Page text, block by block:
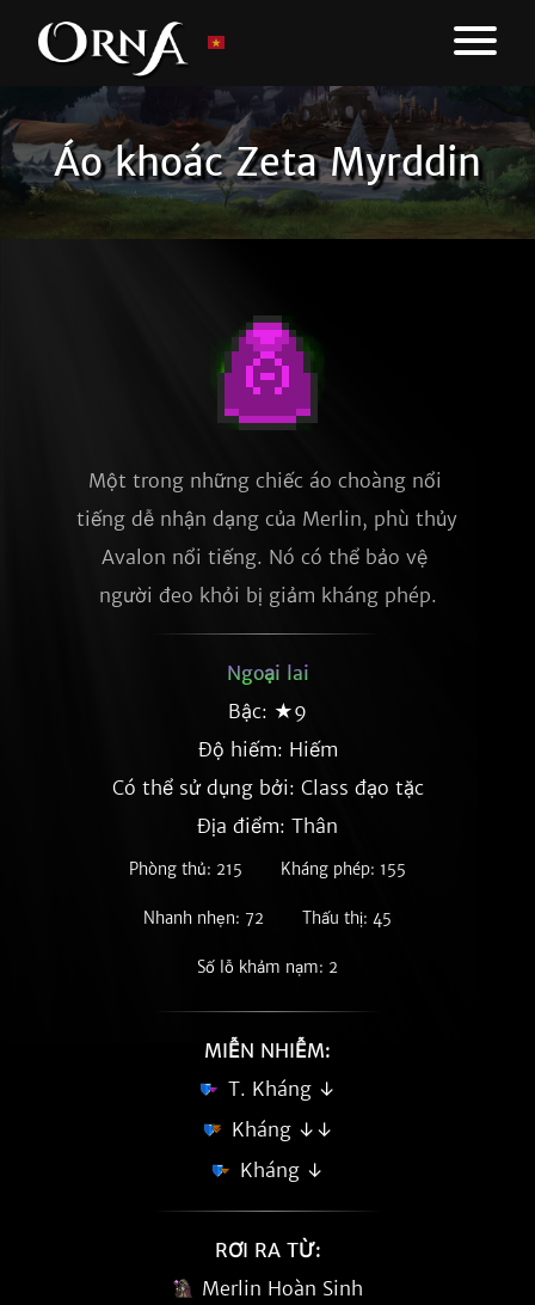
Áo khoác Zeta Myrddin
Một trong những chiếc áo choàng nổi
tiếng dễ nhận dạng của Merlin, phù thủy
Avalon nổi tiếng. Nó có thể bảo vệ
người đeo khỏi bị giảm kháng phép.
Ngoại lai
Bậc: ★9
Độ hiếm: Hiếm
Có thể sử dụng bởi: Class đạo tặc
Địa điểm: Thân
Phòng thủ: 215 Kháng phép: 155
Nhanh nhẹn: 72 Thấu thị: 45
Số lỗ khảm nạm: 2
MIỄN NHIỄM:
T. Kháng ↓
Kháng ↓↓
Kháng ↓
RƠI RA TỪ:
Merlin Hoàn Sinh